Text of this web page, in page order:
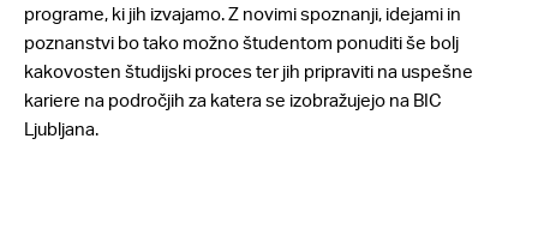
programe, ki jih izvajamo. Z novimi spoznanji, idejami in
poznanstvi bo tako možno študentom ponuditi še bolj
kakovosten študijski proces ter jih pripraviti na uspešne
kariere na področjih za katera se izobražujejo na BIC
Ljubljana.